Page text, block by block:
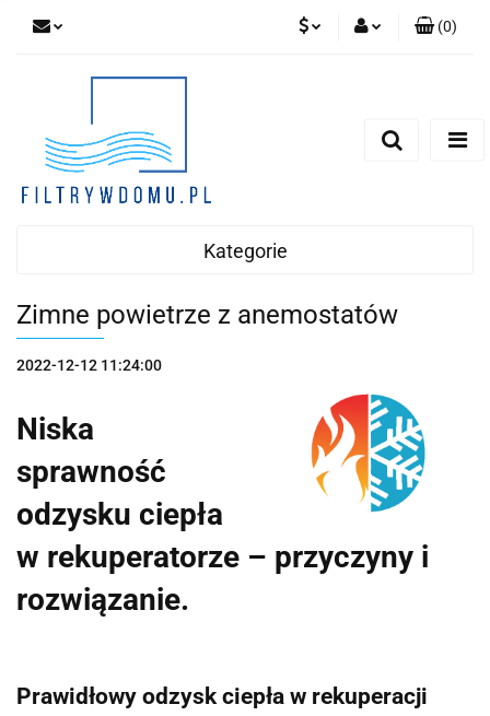
(0)
Kategorie
Zimne powietrze z anemostatów
2022-12-12 11:24:00
Niska
sprawność
odzysku ciepła
w rekuperatorze – przyczyny i
rozwiązanie.
Prawidłowy odzysk ciepła w rekuperacji